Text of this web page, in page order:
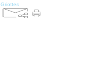
Griottes